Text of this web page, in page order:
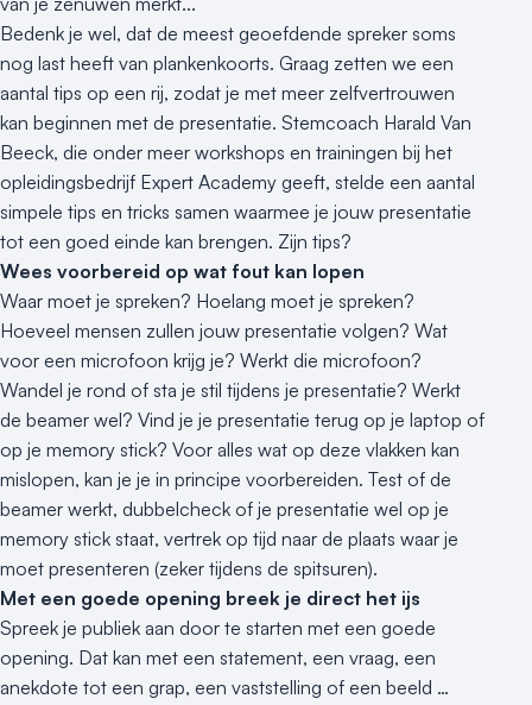
Contact
Bedenk je wel, dat de meest geoefdende spreker soms
nog last heeft van plankenkoorts. Graag zetten we een
aantal tips op een rij, zodat je met meer zelfvertrouwen
kan beginnen met de presentatie. Stemcoach Harald Van
Beeck, die onder meer workshops en trainingen bij het
opleidingsbedrijf Expert Academy geeft, stelde een aantal
simpele tips en tricks samen waarmee je jouw presentatie
tot een goed einde kan brengen. Zijn tips?
Wees voorbereid op wat fout kan lopen
Waar moet je spreken? Hoelang moet je spreken?
Hoeveel mensen zullen jouw presentatie volgen? Wat
voor een microfoon krijg je? Werkt die microfoon?
Wandel je rond of sta je stil tijdens je presentatie? Werkt
de beamer wel? Vind je je presentatie terug op je laptop of
op je memory stick? Voor alles wat op deze vlakken kan
mislopen, kan je je in principe voorbereiden. Test of de
beamer werkt, dubbelcheck of je presentatie wel op je
memory stick staat, vertrek op tijd naar de plaats waar je
moet presenteren (zeker tijdens de spitsuren).
Met een goede opening breek je direct het ijs
Spreek je publiek aan door te starten met een goede
opening. Dat kan met een statement, een vraag, een
anekdote tot een grap, een vaststelling of een beeld …